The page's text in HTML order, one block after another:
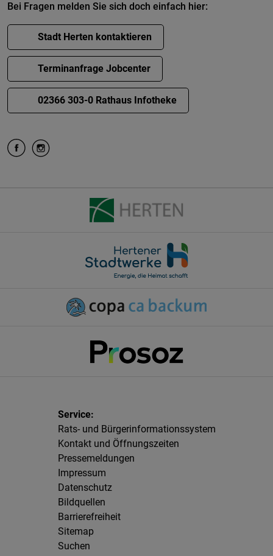
Bei Fragen melden Sie sich doch einfach hier:
Stadt Herten kontaktieren
Terminanfrage Jobcenter
02366 303-0 Rathaus Infotheke
Rats- und Bürgerinformationssystem
Kontakt und Öffnungszeiten
Pressemeldungen
Impressum
Datenschutz
Bildquellen
Barrierefreiheit
Sitemap
Suchen